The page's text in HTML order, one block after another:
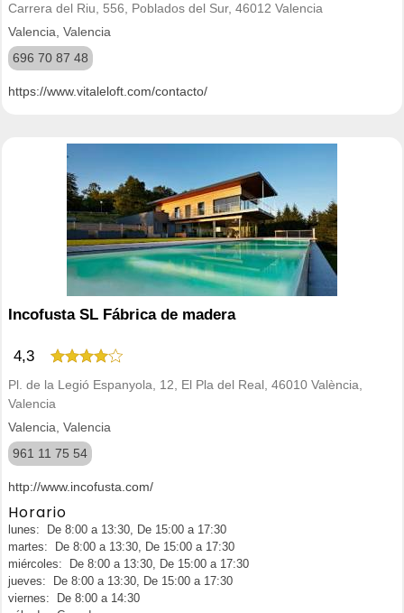
Carrera del Riu, 556, Poblados del Sur, 46012 Valencia
Valencia, Valencia
696 70 87 48
https://www.vitaleloft.com/contacto/
Incofusta SL Fábrica de madera
4,3
Pl. de la Legió Espanyola, 12, El Pla del Real, 46010 València,
Valencia
Valencia, Valencia
961 11 75 54
http://www.incofusta.com/
Horario
lunes: De 8:00 a 13:30, De 15:00 a 17:30
martes: De 8:00 a 13:30, De 15:00 a 17:30
miércoles: De 8:00 a 13:30, De 15:00 a 17:30
jueves: De 8:00 a 13:30, De 15:00 a 17:30
viernes: De 8:00 a 14:30